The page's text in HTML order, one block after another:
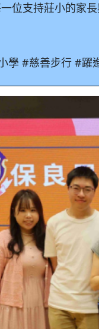
位支持莊小的家長
學 #慈善步行 #躍